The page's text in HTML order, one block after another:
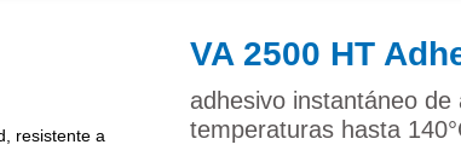
VA 2500 HT
adhesivo instantáneo
temperaturas hasta